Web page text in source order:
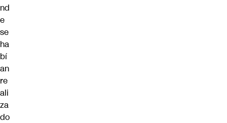
nd
e
se
ha
bí
an
re
ali
za
do